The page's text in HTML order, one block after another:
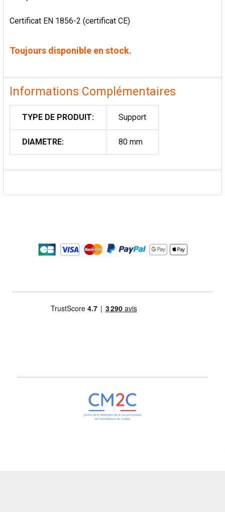
Certificat EN 1856-2 (certificat CE)
Toujours disponible en stock.
Informations Complémentaires
TYPE DE PRODUIT: Support
DIAMETRE: 80 mm